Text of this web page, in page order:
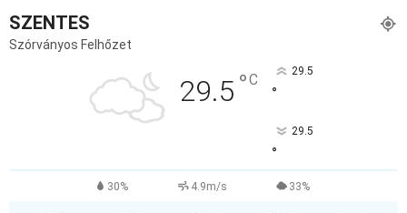
SZENTES
Szórványos Felhőzet
29.5 °C 29.5
°
29.5
°
30% 4.9m/s 33%